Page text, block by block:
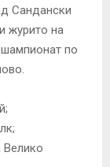
Сандански
журито на
по
Велико